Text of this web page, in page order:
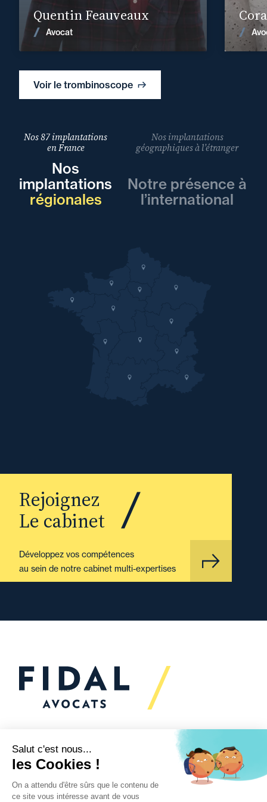
Voir le trombinoscope
Quentin Feauveaux
Avocat
Nos 87 implantations
en France
Nos
implantations
régionales
Nos implantations
géographiques à l’étranger
Notre présence à
l’international
Rejoignez
Le cabinet
Développez vos compétences
au sein de notre cabinet multi-expertises
Vous souhaitez échanger
avec nous ?
Nous sommes